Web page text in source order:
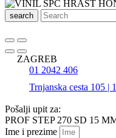
search
ZAGREB
01 2042 406
Trnjanska cesta 105 |
Pošalji upit za:
PROF STEP 270 SD 15
Ime i prezime